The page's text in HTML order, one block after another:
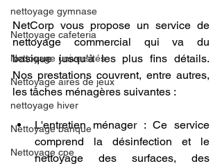
nettoyage gymnase
Nettoyage cafeteria
Nettoyage universités
Nettoyage aires de jeux
nettoyage hiver
Nettoyage banque
Nettoyage cpe
NetCorp vous propose un service de
nettoyage commercial qui va du
basique jusqu'à les plus fins détails.
Nos prestations couvrent, entre autres,
les tâches ménagères suivantes :
L'entretien ménager : Ce service
comprend la désinfection et le
nettoyage des surfaces, des